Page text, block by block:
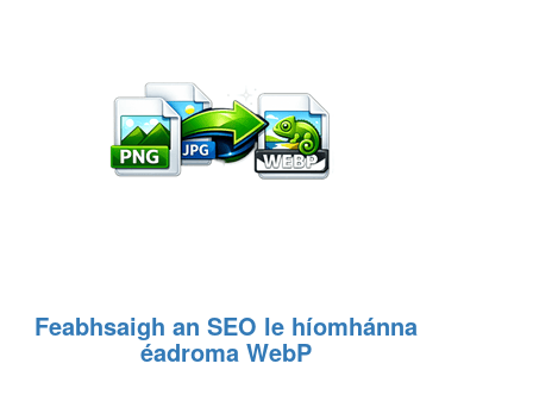
Feabhsaigh an SEO le híomhánna
éadroma WebP